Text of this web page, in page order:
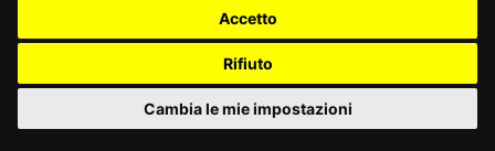
Accetto
Rifiuto
Cambia le mie impostazioni
Giuseppe BRANCA - Michele FRAGALI -
- Giuseppe VERZÌ - Giovanni BATTISTA
BENEDETTI - Francesco PAOLO BONIFACIO
- Luigi OGGIONI - Angelo DE MARCO -